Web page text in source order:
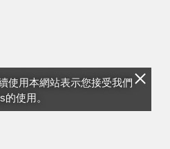
使用本網站表示您接受我們
的使用。